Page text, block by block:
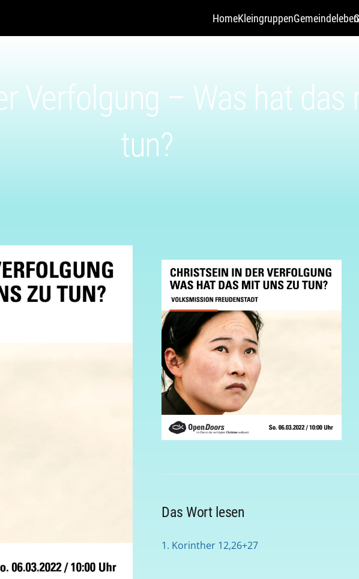
HomeKleingruppenGemeindeleben
Verfolgung – Was hat das
tun?
Das Wort lesen
1. Korinther 12,26+27